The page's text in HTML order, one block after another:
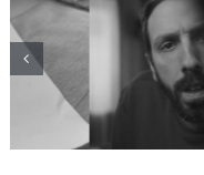
Épisode 4 |
Délais et
blocages